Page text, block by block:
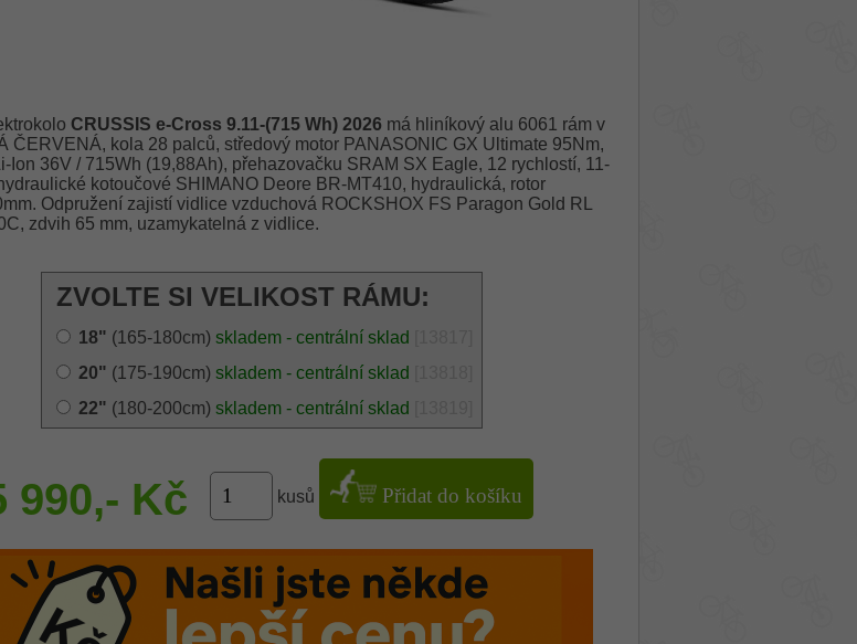
CRUSSIS e-Cross 9.11-(715 Wh) 2026 má hliníkový alu 6061 rám v
ČERVENÁ, kola 28 palců, středový motor PANASONIC GX Ultimate 95Nm,
Ion 36V / 715Wh (19,88Ah), přehazovačku SRAM SX Eagle, 12 rychlostí, 11-
kotoučové SHIMANO Deore BR-MT410, hydraulická, rotor
Odpružení zajistí vidlice vzduchová ROCKSHOX FS Paragon Gold RL
zdvih 65 mm, uzamykatelná z vidlice.
ZVOLTE SI VELIKOST RÁMU:
18" (165-180cm) skladem - centrální sklad
20" (175-190cm) skladem - centrální sklad
22" (180-200cm) skladem - centrální sklad
990,- Kč kusů Přidat do košíku